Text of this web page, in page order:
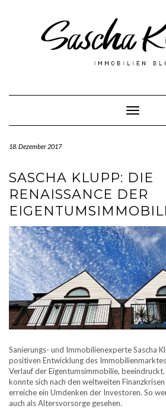
Toggle
18. Dezember 2017
SASCHA KLUPP: DIE
RENAISSANCE DER
Sanierungs- und Immobilienexperte Sascha
positiven Entwicklung des
Verlauf der Eigentumsimmobilie,
konnte sich nach den weltweiten
erreiche ein Umdenken der Investoren. So
auch als Altersvorsorge gesehen.